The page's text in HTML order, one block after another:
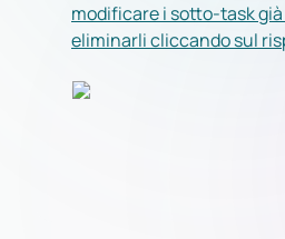
modificare i sotto-task
eliminarli cliccando sul